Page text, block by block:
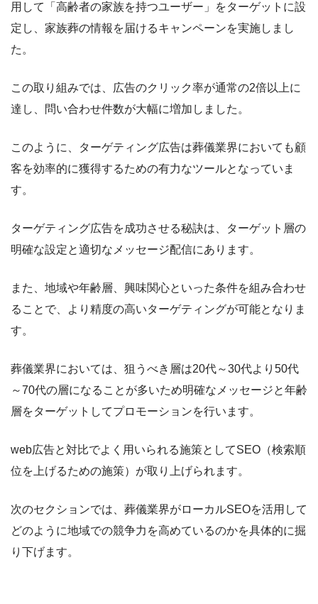
用して「高齢者の家族を持つユーザー」をターゲットに設
定し、家族葬の情報を届けるキャンペーンを実施しまし
た。
この取り組みでは、広告のクリック率が通常の2倍以上に
達し、問い合わせ件数が大幅に増加しました。
このように、ターゲティング広告は葬儀業界においても顧
客を効率的に獲得するための有力なツールとなっていま
す。
ターゲティング広告を成功させる秘訣は、ターゲット層の
明確な設定と適切なメッセージ配信にあります。
また、地域や年齢層、興味関心といった条件を組み合わせ
ることで、より精度の高いターゲティングが可能となりま
す。
葬儀業界においては、狙うべき層は20代～30代より50代
～70代の層になることが多いため明確なメッセージと年齢
層をターゲットしてプロモーションを行います。
web広告と対比でよく用いられる施策としてSEO（検索順
位を上げるための施策）が取り上げられます。
次のセクションでは、葬儀業界がローカルSEOを活用して
どのように地域での競争力を高めているのかを具体的に掘
り下げます。